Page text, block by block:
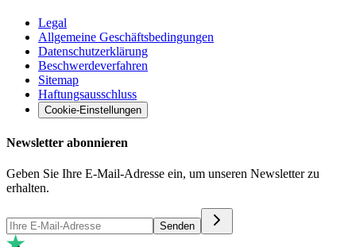
Legal
Allgemeine Geschäftsbedingungen
Datenschutzerklärung
Beschwerdeverfahren
Sitemap
Haftungsausschluss
Cookie-Einstellungen
Newsletter abonnieren
Geben Sie Ihre E-Mail-Adresse ein, um unseren Newsletter zu
erhalten.
Senden